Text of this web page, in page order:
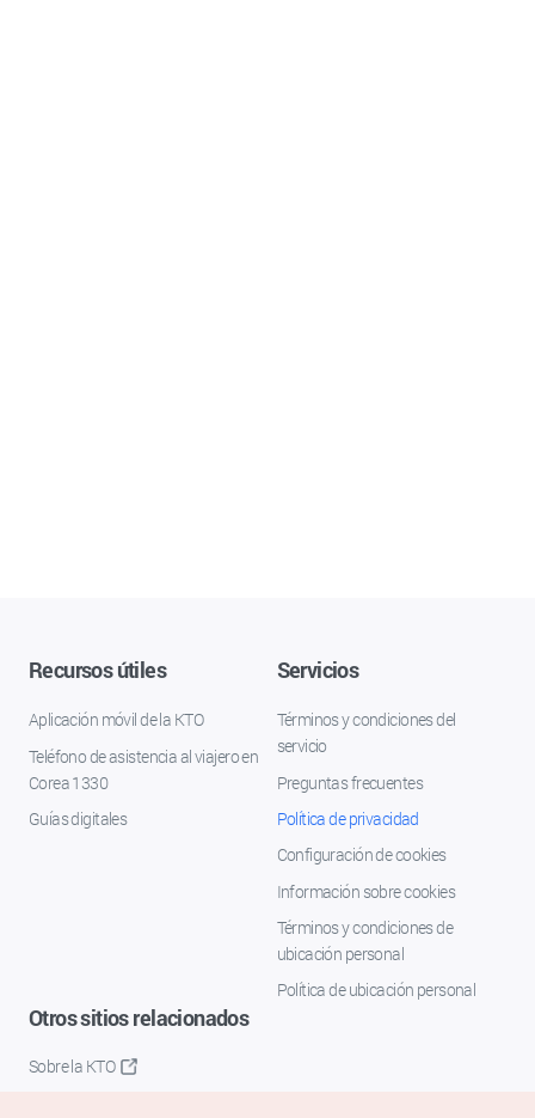
Recursos útiles
Aplicación móvil de la KTO
Teléfono de asistencia al viajero en
Corea 1330
Guías digitales
Servicios
Términos y condiciones del
servicio
Preguntas frecuentes
Política de privacidad
Configuración de cookies
Información sobre cookies
Términos y condiciones de
ubicación personal
Política de ubicación personal
Otros sitios relacionados
Sobre la KTO